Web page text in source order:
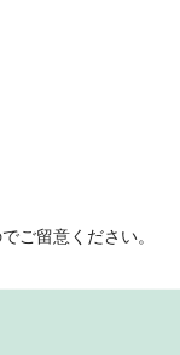
ご留意ください。